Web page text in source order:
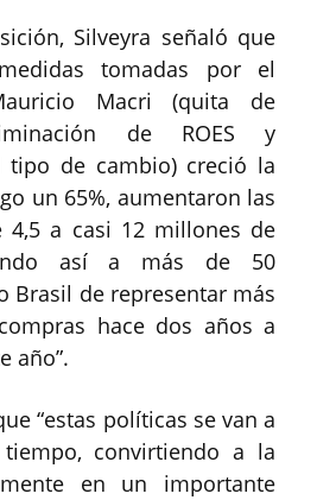
Silveyra señaló que
tomadas por el
Macri (quita de
de ROES y
tipo de cambio) creció la
un 65%, aumentaron las
4,5 a casi 12 millones de
así a más de 50
Brasil de representar más
hace dos años a
año”.
“estas políticas se van a
convirtiendo a la
en un importante